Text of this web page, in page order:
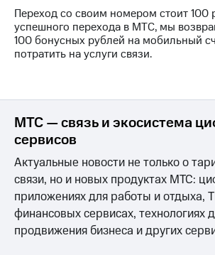
Перейти
на
eSIM
и подключите
с выгодным
тарифом
Тарифы
Интернет,
ТВ и телефон
для дома
кабинет
интернета
и
ТВ
спутникового
Скачать
приложение
МТС
Акции
Видеонаблюдение
для дома
Переход со своим номером стоит 100
успешного перехода в МТС, мы
100 бонусных рублей на мобильный
потратить на услуги связи.
МТС — связь и экосистема
сервисов
Актуальные новости не только о
связи, но и новых продуктах МТС:
приложениях для работы и отдыха,
финансовых сервисах, технологиях
продвижения бизнеса и других